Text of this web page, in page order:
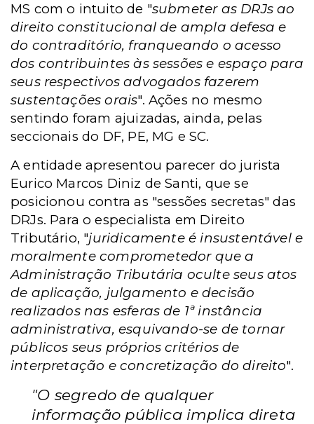
MS com o intuito de "submeter as DRJs ao
direito constitucional de ampla defesa e
do contraditório, franqueando o acesso
dos contribuintes às sessões e espaço para
seus respectivos advogados fazerem
sustentações orais". Ações no mesmo
sentindo foram ajuizadas, ainda, pelas
seccionais do DF, PE, MG e SC.
A entidade apresentou parecer do jurista
Eurico Marcos Diniz de Santi, que se
posicionou contra as "sessões secretas" das
DRJs. Para o especialista em Direito
Tributário, "juridicamente é insustentável e
moralmente comprometedor que a
Administração Tributária oculte seus atos
de aplicação, julgamento e decisão
realizados nas esferas de 1ª instância
administrativa, esquivando-se de tornar
públicos seus próprios critérios de
interpretação e concretização do direito".
"O segredo de qualquer
informação pública implica direta